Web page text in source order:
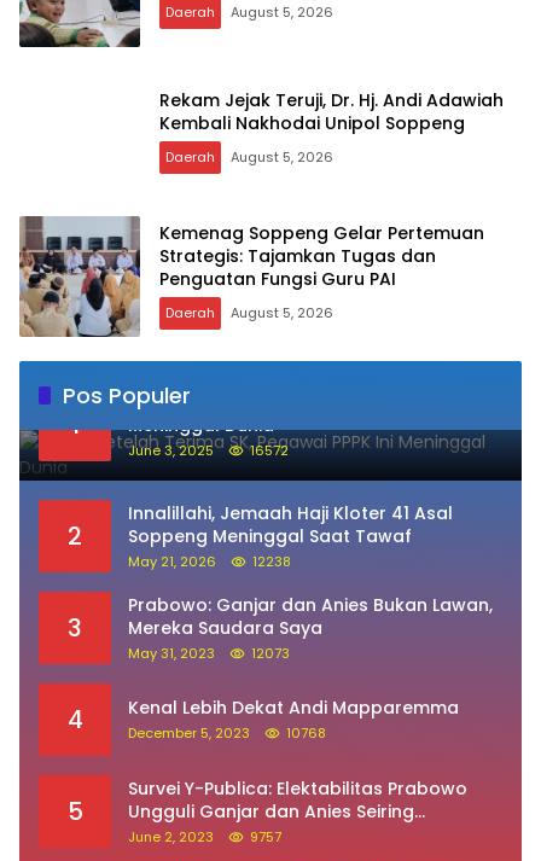
Daerah August 5, 2026
Rekam Jejak Teruji, Dr. Hj. Andi Adawiah
Kembali Nakhodai Unipol Soppeng
Daerah August 5, 2026
Kemenag Soppeng Gelar Pertemuan
Strategis: Tajamkan Tugas dan
Penguatan Fungsi Guru PAI
Daerah August 5, 2026
Pos Populer
1
Sehari Setelah Terima SK, Pegawai PPPK Ini
Meninggal Dunia
June 3, 2025 16572
2
Innalillahi, Jemaah Haji Kloter 41 Asal
Soppeng Meninggal Saat Tawaf
May 21, 2026 12238
3
Prabowo: Ganjar dan Anies Bukan Lawan,
Mereka Saudara Saya
May 31, 2023 12073
4 Kenal Lebih Dekat Andi Mapparemma
December 5, 2023 10768
5
Survei Y-Publica: Elektabilitas Prabowo
Ungguli Ganjar dan Anies Seiring
Kepuasan Terhadap Jokowi Naik
June 2, 2023 9757